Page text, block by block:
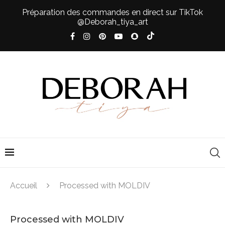
Préparation des commandes en direct sur TikTok
@Deborah_tiya_art
Accueil Processed with MOLDIV
Processed with MOLDIV